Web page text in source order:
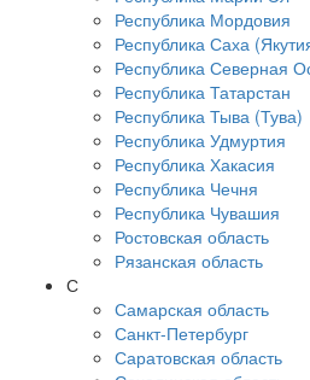
Республика Мордовия
Республика Саха
Республика Северная
Республика Татарстан
Республика Тыва (Тува)
Республика Удмуртия
Республика Хакасия
Республика Чечня
Республика Чувашия
Ростовская область
Рязанская область
С
Самарская область
Санкт-Петербург
Саратовская область